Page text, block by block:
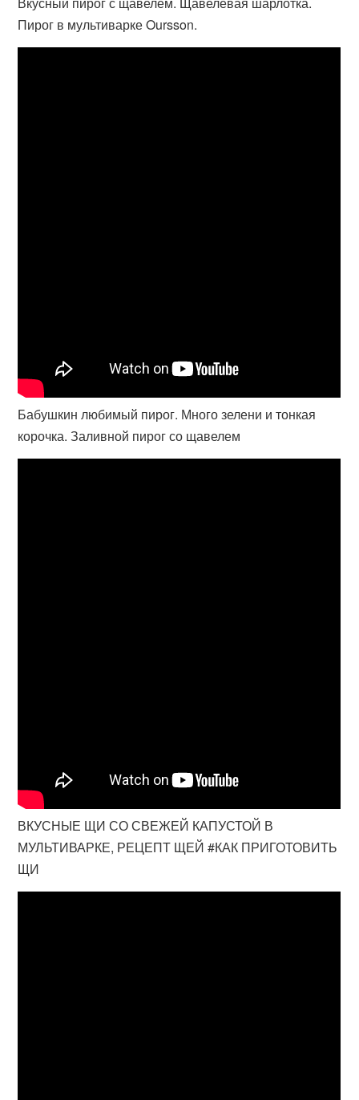
Пирог в мультиварке Oursson.
Бабушкин любимый пирог. Много зелени и тонкая
корочка. Заливной пирог со щавелем
ВКУСНЫЕ ЩИ СО СВЕЖЕЙ КАПУСТОЙ В
МУЛЬТИВАРКЕ, РЕЦЕПТ ЩЕЙ #КАК ПРИГОТОВИТЬ
ЩИ